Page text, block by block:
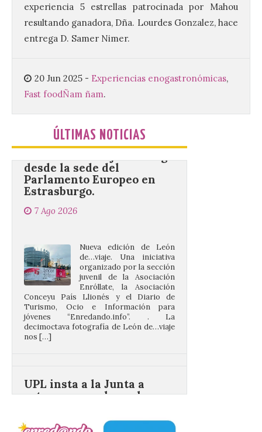
experiencia 5 estrellas patrocinada por Mahou
resultando ganadora, Dña. Lourdes Gonzalez, hace
entrega D. Samer Nimer.
20 Jun 2025 - Experiencias enogastronómicas,
Fast foodÑam ñam.
ÚLTIMAS NOTICIAS
de Santa María la Real de
Gradefes. Una cita
imprescindible para disfrutar de los
mejores dulces conventuales, tradición,
La decimoctava fotografía
de León de…viaje nos llega
desde la sede del
Parlamento Europeo en
Estrasburgo.
7 Ago 2026
juvenil de la Asociación
Enróllate, la Asociación
Conceyu País Llionés y el Diario de
Turismo, Ocio e Información para
jóvenes “Enredando.info”. . La
decimoctava fotografía de León de…viaje
nos […]
castillo del Asmesnal, un
BIC en estado de ruina